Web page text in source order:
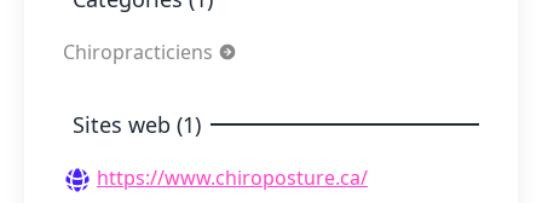
Chiropracticiens
Sites web (1)
https://www.chiroposture.ca/